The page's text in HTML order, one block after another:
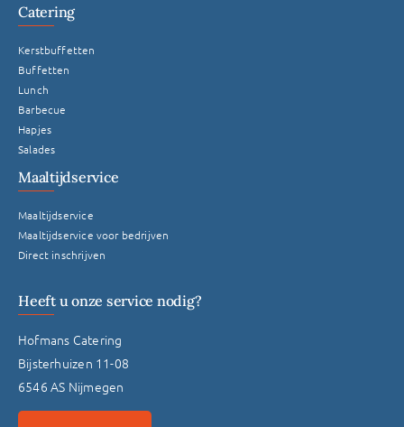
Catering
Kerstbuffetten
Buffetten
Lunch
Barbecue
Hapjes
Salades
Maaltijdservice
Maaltijdservice
Maaltijdservice voor bedrijven
Direct inschrijven
Heeft u onze service nodig?
Hofmans Catering
Bijsterhuizen 11-08
6546 AS Nijmegen